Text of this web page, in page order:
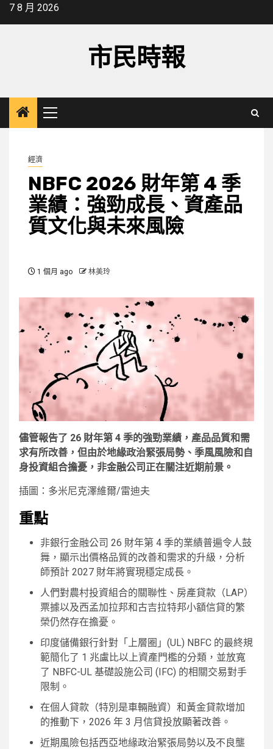
Skip7 8 月 2026
市民時報
Primary
Menu
經濟
NBFC 2026 財年第 4 季
業績：強勁成長、資產品
質文化與未來風險
1 個月 ago 林美玲
儘管報告了 26 財年第 4 季的強勁業績，產品品質和需
求有所改善，但由於地緣政治緊張局勢、季風風險和自
身投資組合擔憂，非金融公司正在關注近期前景。
插圖：多米尼克澤維爾/雷迪夫
重點
非銀行金融公司 26 財年第 4 季的業績普遍令人鼓
舞，顯示出價格品質的改善和需求的升級，分析
師預計 2027 財年將實現穩定成長。
人們對農村投資組合的關聯性、房產貸款（LAP）
票據以及西孟加拉邦和古吉拉特邦小額信貸的繁
榮仍然存在擔憂。
印度儲備銀行針對「上層圈」(UL) NBFC 的最終規
範簡化了 1 兆盧比以上資產門檻的分類，並放寬
了 NBFC-UL 基礎設施公司 (IFC) 的相關交易對手
限制。
在個人貸款（特別是車輛融資）和黃金貸款增加
的推動下，2026 年 3 月信貸投放顯著改善。
近期風險包括西亞地緣政治緊張局勢以及不良壟